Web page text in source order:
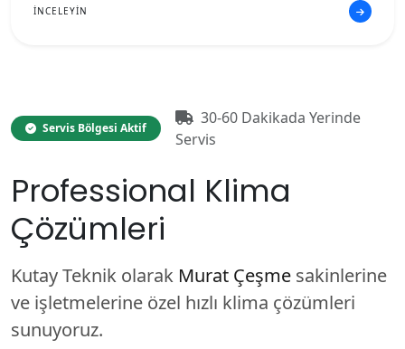
İNCELEYİN
Servis Bölgesi Aktif
30-60 Dakikada Yerinde
Servis
Professional Klima
Çözümleri
Kutay Teknik olarak Murat Çeşme sakinlerine
ve işletmelerine özel hızlı klima çözümleri
sunuyoruz.